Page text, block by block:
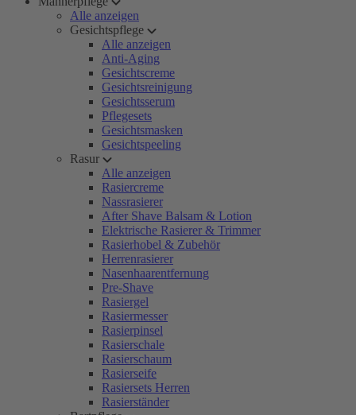
Alle anzeigen
Gesichtspflege
Alle anzeigen
Anti-Aging
Gesichtscreme
Gesichtsreinigung
Gesichtsserum
Pflegesets
Gesichtsmasken
Gesichtspeeling
Rasur
Alle anzeigen
Rasiercreme
Nassrasierer
After Shave Balsam & Lotion
Elektrische Rasierer & Trimmer
Rasierhobel & Zubehör
Herrenrasierer
Nasenhaarentfernung
Pre-Shave
Rasiergel
Rasiermesser
Rasierpinsel
Rasierschale
Rasierschaum
Rasierseife
Rasiersets Herren
Rasierständer